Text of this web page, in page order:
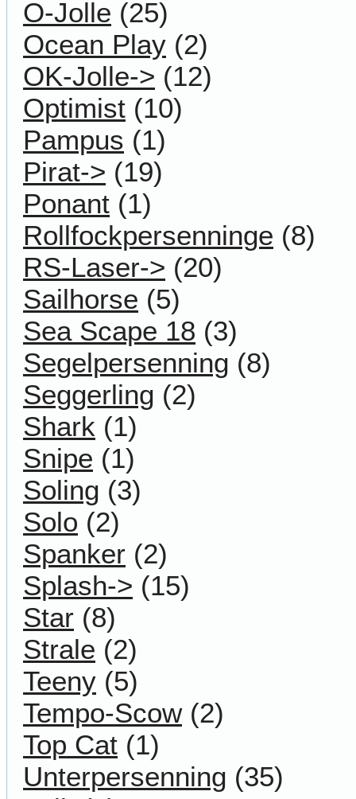
O-Jolle (25)
Ocean Play (2)
OK-Jolle-> (12)
Optimist (10)
Pampus (1)
Pirat-> (19)
Ponant (1)
Rollfockpersenninge (8)
RS-Laser-> (20)
Sailhorse (5)
Sea Scape 18 (3)
Segelpersenning (8)
Seggerling (2)
Shark (1)
Snipe (1)
Soling (3)
Solo (2)
Spanker (2)
Splash-> (15)
Star (8)
Strale (2)
Teeny (5)
Tempo-Scow(2)
Top Cat (1)
Unterpersenning (35)